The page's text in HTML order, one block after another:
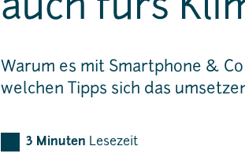
auch fürs
Warum es mit Smartphone &
welchen Tipps sich das
3 Minuten Lesezeit